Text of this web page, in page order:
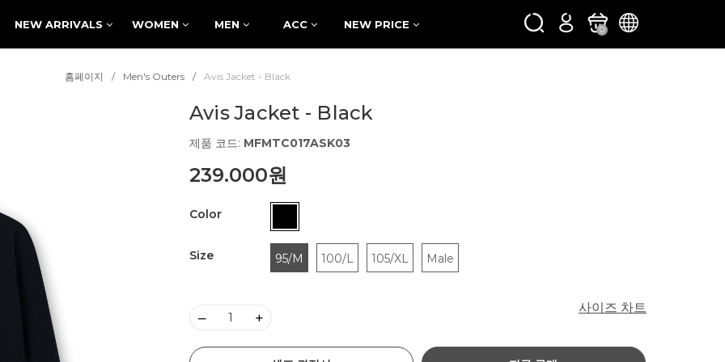
NEW ARRIVALS WOMEN MEN ACC NEW PRICE 0
홈페이지 Men's Outers Avis Jacket - Black
Avis Jacket - Black
제품 코드: MFMTC017ASK03
239.000원
Color
Size 95/M 100/L 105/XL Male
사이즈 차트
– +